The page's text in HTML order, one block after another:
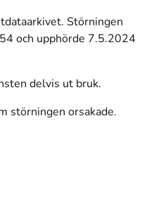
Störningen
och upphörde 7.5.2024
delvis ut bruk.
störningen orsakade.